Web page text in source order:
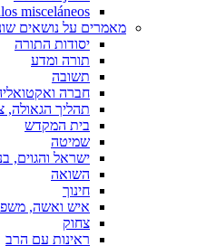
misceláneos
מאמרים על נושאים
יסודות התורה
תורה ומדע
תשובה
חברה
תהליך הגאולה,
בית המקדש
שמיטה
ישראל והגוים,
השואה
חינוך
איש ואשה,
צחוק
ראינות עם הרב